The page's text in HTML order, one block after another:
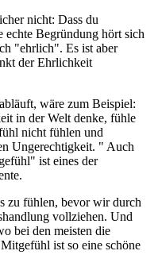
nicht: Dass du
echte Begründung hört sich
"ehrlich". Es ist aber
der Ehrlichkeit
wäre zum Beispiel:
in der Welt denke, fühle
nicht fühlen und
Ungerechtigkeit. " Auch
ist eines der
zu fühlen, bevor wir durch
vollziehen. Und
bei den meisten die
ist so eine schöne